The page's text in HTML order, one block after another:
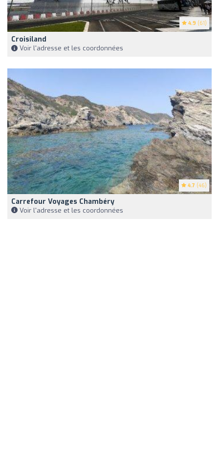
4.9 (61)
Croisiland
Voir l'adresse et les coordonnées
4.7 (46)
Carrefour Voyages Chambéry
Voir l'adresse et les coordonnées